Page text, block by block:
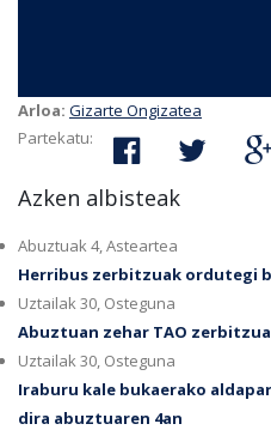
Arloa: Gizarte Ongizatea
Partekatu:
Azken albisteak
Abuztuak 4, Asteartea
Herribus zerbitzuak ordutegi
Uztailak 30, Osteguna
Abuztuan zehar TAO
Uztailak 30, Osteguna
Iraburu kale bukaerako
dira abuztuaren 4an